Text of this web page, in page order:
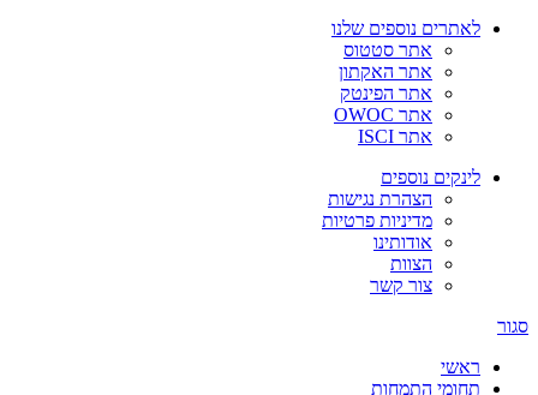
לאתרים נוספים שלנו
אתר סטטוס
אתר האקתון
אתר הפינטק
אתר OWOC
אתר ISCI
לינקים נוספים
הצהרת נגישות
מדיניות פרטיות
אודותינו
הצוות
צור קשר
סגור
ראשי
תחומי התמחות